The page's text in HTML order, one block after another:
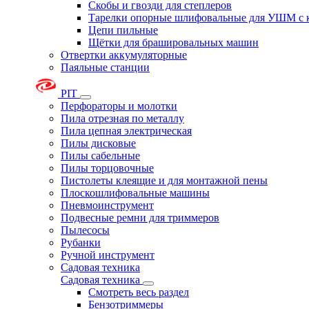
Скобы и гвозди для степлеров
Тарелки опорные шлифовальные для УШМ с
Цепи пильные
Щётки для брашировальных машин
Отвертки аккумуляторные
Паяльные станции
PIT
Перфораторы и молотки
Пила отрезная по металлу
Пила цепная электрическая
Пилы дисковые
Пилы сабельные
Пилы торцовочные
Пистолеты клеящие и для монтажной пены
Плоскошлифовальные машины
Пневмоинструмент
Подвесные ремни для триммеров
Пылесосы
Рубанки
Ручной инструмент
Садовая техника
Садовая техника
Смотреть весь раздел
Бензотриммеры